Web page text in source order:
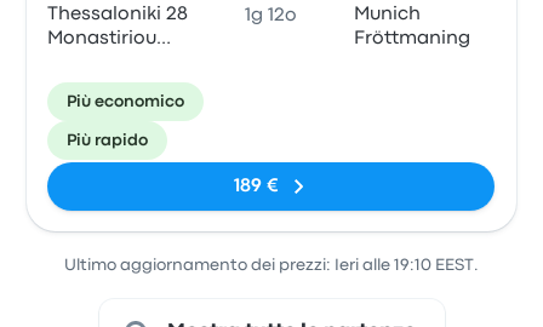
Thessaloniki 28
Monastiriou
1g 12o
Munich
Fröttmaning
Più economico
Più rapido
189 €
Ultimo aggiornamento dei prezzi: Ieri alle 19:10 EEST.